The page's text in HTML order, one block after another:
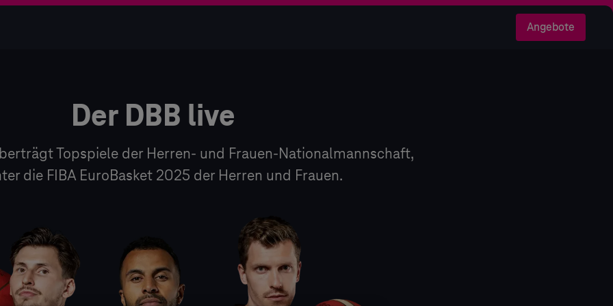
Angebote
Der DBB live
Topspiele der Herren- und Frauen-Nationalmannschaft,
die FIBA EuroBasket 2025 der Herren und Frauen.